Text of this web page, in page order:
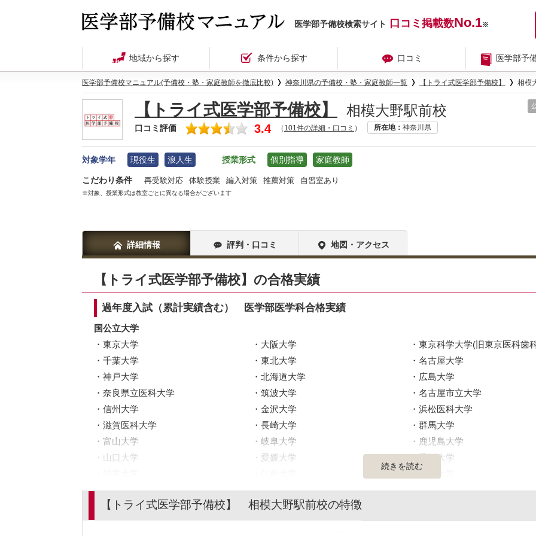
医学部予備校検索サイト 口コミ掲載数No.1※
地域から探す 条件から探す 口コミ 医学部予
医学部予備校マニュアル(予備校・塾・家庭教師を徹底比較) 神奈川県の予備校・塾・家庭教師一覧 【トライ式医学部予備校】 相模
【トライ式医学部予備校】 相模大野駅前校
口コミ評価 3.4 （ 101件の詳細・口コミ ） 所在地 神奈川県
対象学年 現役生 浪人生 授業形式 個別指導 家庭教師
こだわり条件 再受験対応 体験授業 編入対策 推薦対策 自習室あり
※対象、授業形式は教室ごとに異なる場合がございます
詳細情報 評判・口コミ 地図・アクセス
【トライ式医学部予備校】の合格実績
過年度入試（累計実績含む） 医学部医学科合格実績
国公立大学
東京大学
大阪大学
東京科学大学(旧東京医科歯
千葉大学
東北大学
名古屋大学
神戸大学
北海道大学
広島大学
奈良県立医科大学
筑波大学
名古屋市立大学
信州大学
金沢大学
浜松医科大学
滋賀医科大学
長崎大学
群馬大学
富山大学
岐阜大学
鹿児島大学
山口大学
愛媛大学
香川大学
琉球大学
札幌医科大学
大分大学
鳥取大学
徳島大学
旭川医科大学
山形大学
福島県立医科大学
島根大学
続きを読む
【トライ式医学部予備校】 相模大野駅前校の特徴